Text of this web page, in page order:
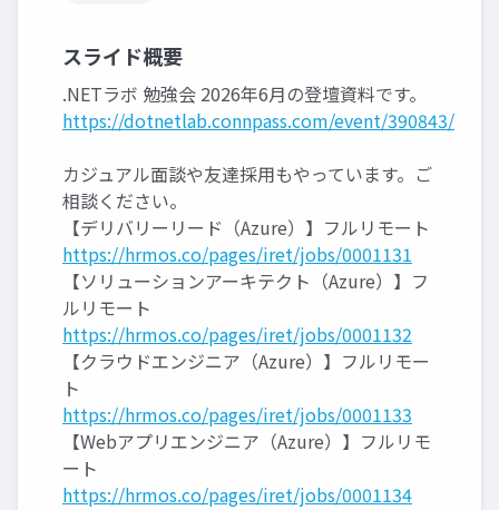
スライド概要
.NETラボ 勉強会 2026年6月の登壇資料です。
https://dotnetlab.connpass.com/event/390843/
カジュアル面談や友達採用もやっています。ご
相談ください。
【デリバリーリード（Azure）】フルリモート
https://hrmos.co/pages/iret/jobs/0001131
【ソリューションアーキテクト（Azure）】フ
ルリモート
https://hrmos.co/pages/iret/jobs/0001132
【クラウドエンジニア（Azure）】フルリモー
ト
https://hrmos.co/pages/iret/jobs/0001133
【Webアプリエンジニア（Azure）】フルリモ
ート
https://hrmos.co/pages/iret/jobs/0001134